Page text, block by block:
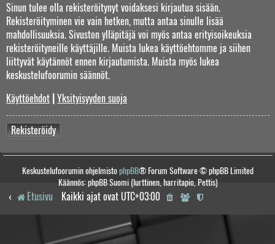
Sinun tulee olla rekisteröitynyt voidaksesi kirjautua sisään.
Rekisteröityminen vie vain hetken, mutta antaa sinulle lisää
mahdollisuuksia. Sivuston ylläpitäjä voi myös antaa erityisoikeuksia
rekisteröityneille käyttäjille. Muista lukea käyttöehtomme ja siihen
liittyvät käytännöt ennen kirjautumista. Muista myös lukea
keskustelufoorumin säännöt.
Käyttöehdot Yksityisyyden suoja
Rekisteröidy
Keskustelufoorumin ohjelmistophpBB® Forum Software © phpBB Limited
Käännös: phpBB Suomi (lurttinen, harritapio, Pettis)
Etusivu Kaikki ajat ovat UTC+03:00